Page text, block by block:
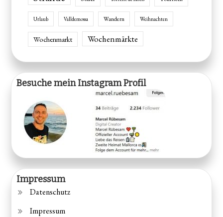
Urlaub Valldemossa Wandern Weihnachten
Wochenmarkt Wochenmärkte
Besuche mein Instagram Profil
Impressum
Datenschutz
Impressum